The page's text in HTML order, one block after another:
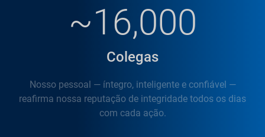
~16,000
Colegas
Nosso pessoal — íntegro, inteligente e confiável —
reafirma nossa reputação de integridade todos os dias
com cada ação.